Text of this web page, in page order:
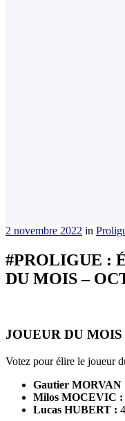
2 novembre 2022 in
#PROLIGUE :
DU MOIS –
JOUEUR DU
Votez pour élire le joueur
Gautier MORVAN
Milos MOCEVIC :
Lucas HUBERT :